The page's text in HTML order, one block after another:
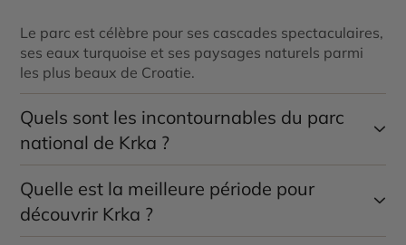
Le parc est célèbre pour ses cascades spectaculaires,
ses eaux turquoise et ses paysages naturels parmi
les plus beaux de Croatie.
Quels sont les incontournables du parc
national de Krka ?
Skradinski Buk, la cascade de Roški Slap, l’île de
Visovac, les anciens moulins à eau et les sentiers
panoramiques figurent parmi les principales
Quelle est la meilleure période pour
découvrir Krka ?